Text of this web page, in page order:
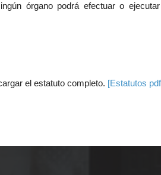
órgano podrá efectuar o
el estatuto completo. [Estatutos